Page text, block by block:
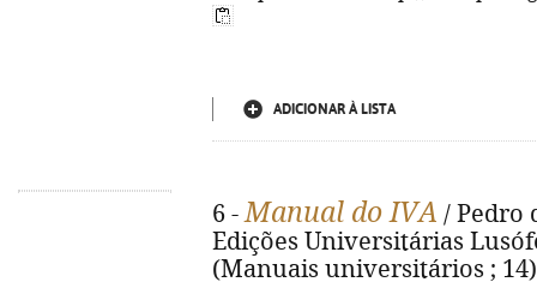
ADICIONAR À LISTA
6 -Manual do IVA / Pedro
Edições Universitárias
(Manuais universitários ;